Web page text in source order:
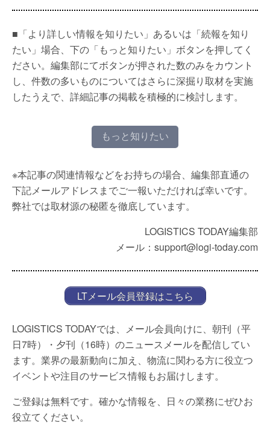
■「より詳しい情報を知りたい」あるいは「続報を知り
たい」場合、下の「もっと知りたい」ボタンを押してく
ださい。編集部にてボタンが押された数のみをカウント
し、件数の多いものについてはさらに深掘り取材を実施
したうえで、詳細記事の掲載を積極的に検討します。
もっと知りたい
※本記事の関連情報などをお持ちの場合、編集部直通の
下記メールアドレスまでご一報いただければ幸いです。
弊社では取材源の秘匿を徹底しています。
LOGISTICS TODAY編集部
メール：support@logi-today.com
LTメール会員登録はこちら
LOGISTICS TODAYでは、メール会員向けに、朝刊（平
日7時）・夕刊（16時）のニュースメールを配信してい
ます。業界の最新動向に加え、物流に関わる方に役立つ
イベントや注目のサービス情報もお届けします。
ご登録は無料です。確かな情報を、日々の業務にぜひお
役立てください。